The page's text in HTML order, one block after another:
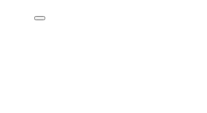
lukasurbaum